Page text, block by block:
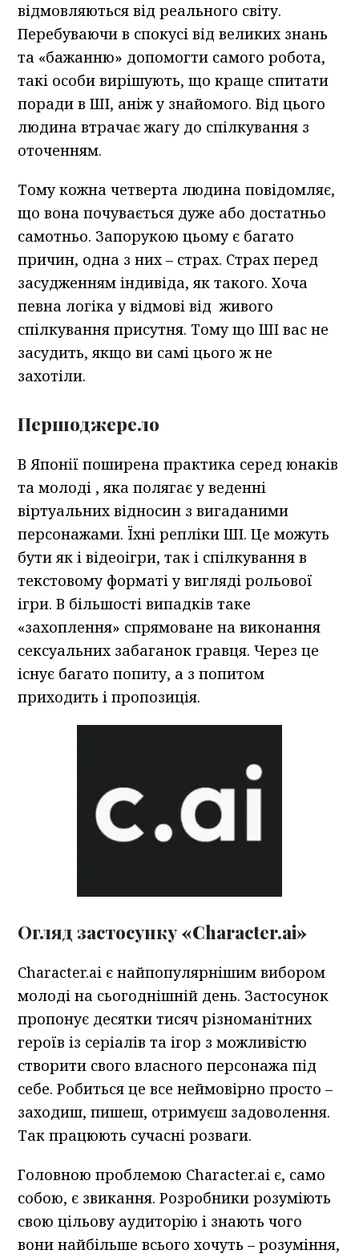
відмовляються від реального світу.
Перебуваючи в спокусі від великих знань
та «бажанню» допомогти самого робота,
такі особи вирішують, що краще спитати
поради в ШІ, аніж у знайомого. Від цього
людина втрачає жагу до спілкування з
оточенням.
Тому кожна четверта людина повідомляє,
що вона почувається дуже або достатньо
самотньо. Запорукою цьому є багато
причин, одна з них – страх. Страх перед
засудженням індивіда, як такого. Хоча
певна логіка у відмові від живого
спілкування присутня. Тому що ШІ вас не
засудить, якщо ви самі цього ж не
захотіли.
Першоджерело
В Японії поширена практика серед юнаків
та молоді , яка полягає у веденні
віртуальних відносин з вигаданими
персонажами. Їхні репліки ШІ. Це можуть
бути як і відеоігри, так і спілкування в
текстовому форматі у вигляді рольової
ігри. В більшості випадків таке
«захоплення» спрямоване на виконання
сексуальних забаганок гравця. Через це
існує багато попиту, а з попитом
приходить і пропозиція.
Огляд застосунку «Character.ai»
Character.ai є найпопулярнішим вибором
молоді на сьогоднішній день. Застосунок
пропонує десятки тисяч різноманітних
героїв із серіалів та ігор з можливістю
створити свого власного персонажа під
себе. Робиться це все неймовірно просто –
заходиш, пишеш, отримуєш задоволення.
Так працюють сучасні розваги.
Головною проблемою Character.ai є, само
собою, є звикання. Розробники розуміють
свою цільову аудиторію і знають чого
вони найбільше всього хочуть – розуміння,